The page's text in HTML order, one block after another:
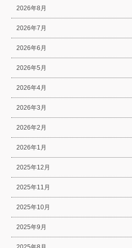
2026年8月
2026年7月
2026年6月
2026年5月
2026年4月
2026年3月
2026年2月
2026年1月
2025年12月
2025年11月
2025年10月
2025年9月